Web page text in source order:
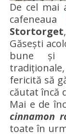
De cel mai
cafeneaua
Stortorget
Găsești
bune și
fericită să
căutat încă
Mai e de
cinnamon
toate în